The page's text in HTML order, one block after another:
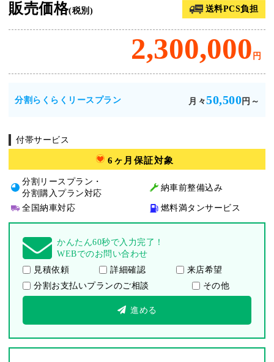
販売価格(税別) 送料PCS負担
2,300,000 円
分割らくらくリースプラン 月々50,500 円～
付帯サービス
6ヶ月保証対象
分割リースプラン・
分割購入プラン対応
納車前整備込み
全国納車対応 燃料満タンサービス
かんたん60秒で入力完了！
WEBでのお問い合わせ
見積依頼
詳細確認
来店希望
分割お支払いプランのご相談
その他
進める